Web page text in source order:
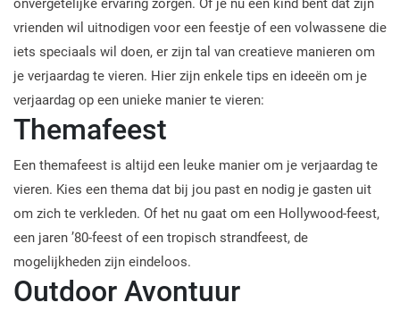
onvergetelijke ervaring zorgen. Of je nu een kind bent dat zijn
vrienden wil uitnodigen voor een feestje of een volwassene die
iets speciaals wil doen, er zijn tal van creatieve manieren om
je verjaardag te vieren. Hier zijn enkele tips en ideeën om je
verjaardag op een unieke manier te vieren:
Themafeest
Een themafeest is altijd een leuke manier om je verjaardag te
vieren. Kies een thema dat bij jou past en nodig je gasten uit
om zich te verkleden. Of het nu gaat om een Hollywood-feest,
een jaren ’80-feest of een tropisch strandfeest, de
mogelijkheden zijn eindeloos.
Outdoor Avontuur